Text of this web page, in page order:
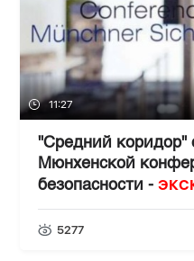
11:27
"Средний коридор"
Мюнхенской
безопасности -
5277